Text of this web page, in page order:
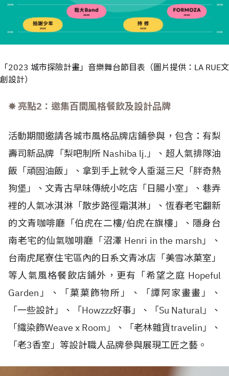
「2023 城市探險計畫」音樂舞台節目表（圖片提供：LA RUE文
創設計）
✸ 亮點2：邀集百間風格餐飲及設計品牌
活動期間邀請各城市風格品牌店鋪參與，包含：有梨
壽司新品牌「梨吧制所 Nashiba lj.」、超人氣排隊油
飯「頑固油飯」、拿到手上就令人垂涎三尺「胖奇熱
狗堡」、文青古早味傳統小吃店「日腸小室」、巷弄
裡的人氣冰淇淋「散步路徑霜淇淋」、恆春老宅翻新
的文青咖啡廳「伯虎在二樓/伯虎在旗樓」、隱身台
南老宅的仙氣咖啡廳「沼澤 Henri in the marsh」、
台南虎尾寮住宅區內的日系文青冰店「美雪冰菓室」
等人氣風格餐飲店鋪外，更有「希望之庭 Hopeful
Garden」、「菓菓飾物所」、「譚阿家畫畫」、
「一些設計」、「Howzzz好事」、「Su Natural」、
「織染飾Weave x Room」、「老林雜貨travelin」、
「老3香室」等設計職人品牌參與展現工匠之藝。